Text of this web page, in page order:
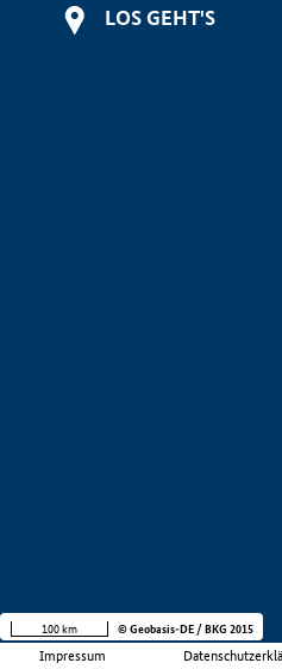
LOS GEHT'S
Impressum
100 km © Geobasis-DE / BKG 2015